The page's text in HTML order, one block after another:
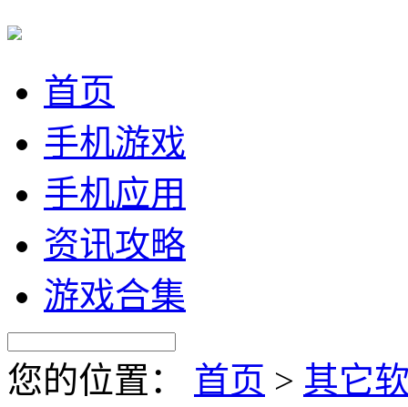
首页
手机游戏
手机应用
资讯攻略
游戏合集
您的位置： 首页 > 其它